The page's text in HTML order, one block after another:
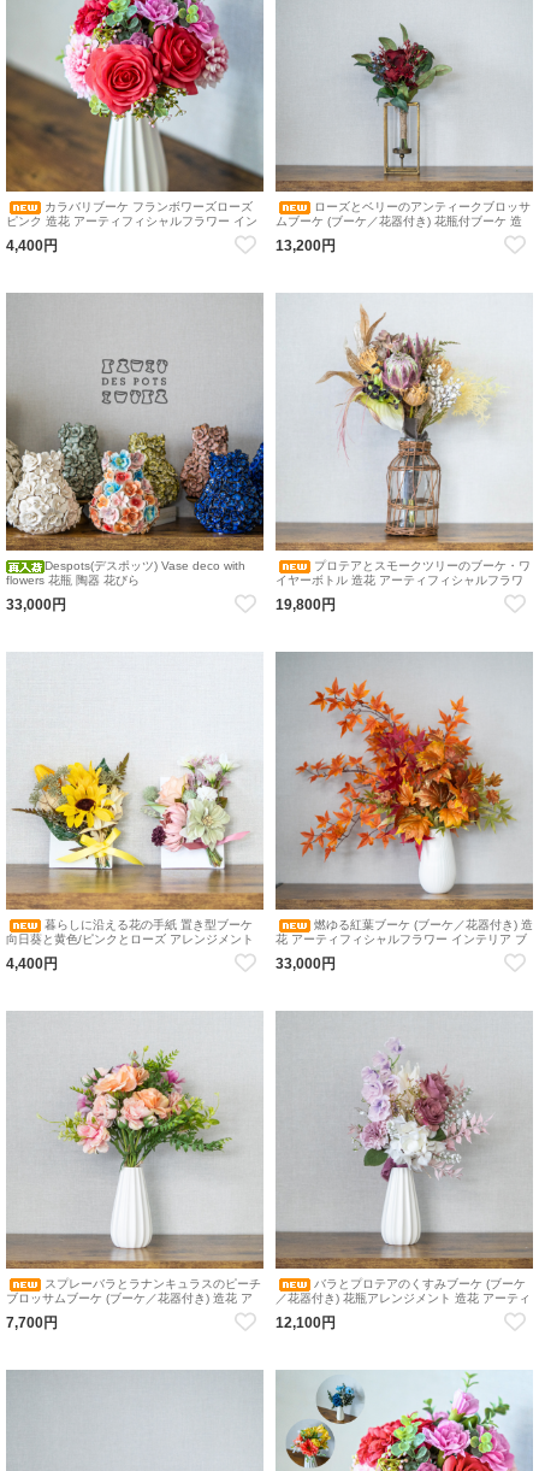
カラバリブーケ フランボワーズローズ
ピンク 造花 アーティフィシャルフラワー イン
4,400円
ローズとベリーのアンティークブロッサ
ムブーケ (ブーケ／花器付き) 花瓶付ブーケ 造
花 アーティフィシャルフラワー インテリア ブ
ーケ
13,200円
Despots(デスポッツ) Vase deco with
flowers 花瓶 陶器 花びら
33,000円
プロテアとスモークツリーのブーケ・ワ
イヤーボトル 造花 アーティフィシャルフラワ
ー インテリア ブーケ 花器付き 花瓶アレンジメ
ント
19,800円
暮らしに沿える花の手紙 置き型ブーケ
向日葵と黄色/ピンクとローズ アレンジメント
4,400円
燃ゆる紅葉ブーケ (ブーケ／花器付き) 造
花 アーティフィシャルフラワー インテリア ブ
33,000円
スプレーバラとラナンキュラスのピーチ
ブロッサムブーケ (ブーケ／花器付き) 造花 ア
ーティフィシャルフラワー インテリア ブーケ
花瓶アレンジメント
7,700円
バラとプロテアのくすみブーケ (ブーケ
／花器付き) 花瓶アレンジメント 造花 アーティ
フィシャルフラワー インテリア ブーケ くすみ
12,100円